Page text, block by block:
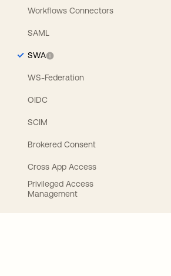
Workflows Connectors
SAML
SWA
WS-Federation
OIDC
SCIM
Brokered Consent
Cross App Access
Privileged Access
Management